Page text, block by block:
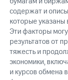
содержат и
которые
Эти факторы
результатов от
тяжесть и
экономики,
и курсов обмена